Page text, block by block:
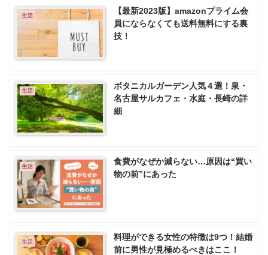
生活
【最新2023版】amazonプライム会
員にならなくても送料無料にする裏
技！
生活
ボタニカルガーデン人気４選！泉・
名古屋サルカフェ・水庭・長崎の詳
細
生活
食費がなぜか減らない…原因は“買い
物の前”にあった
生活
料理ができる女性の特徴は9つ！結婚
前に男性が見極めるべきはここ！